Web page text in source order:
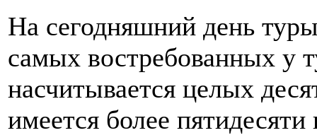
На сегодняшний день
самых востребованных у
насчитывается целых
имеется более